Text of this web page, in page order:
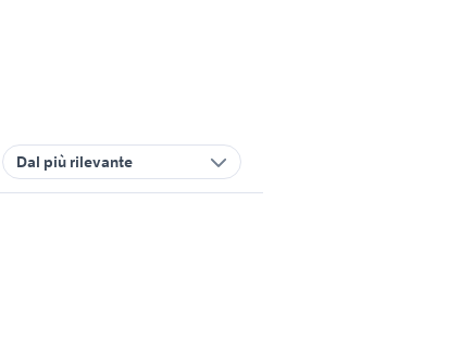
Dal più rilevante